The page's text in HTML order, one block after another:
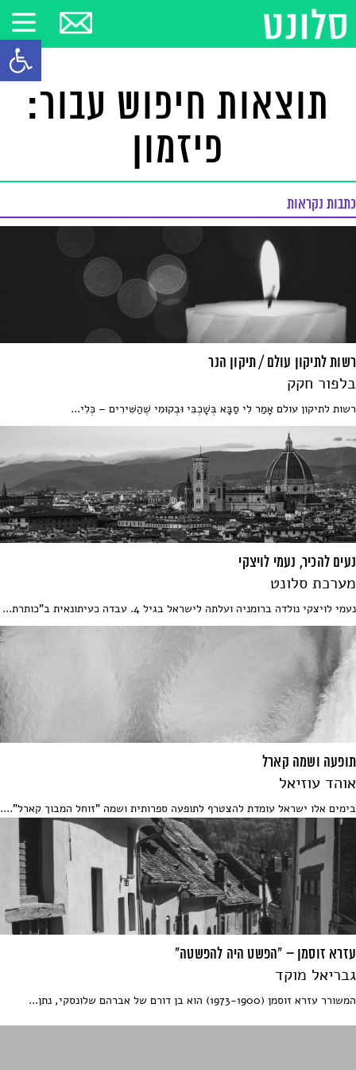
פתח
תוצאות חיפוש עבור:
פיזמון
כתבות נקראות
רשות לתיקון עולם / תיקון הנר
בלפור חקק
רשות לתיקון עולם אָמַר לִי סַבָּא בְּשָׁכְבִּי וּבְקוּמִי שֶׁהַשִּׁירִים – כְּלִי...
נעים להכיר, נעמי לויצקי
מערכת סלונט
נעמי לויצקי נולדה ברומניה ועלתה לישראל בגיל 4. עבדה כעיתונאית ב"כותרת...
תופעה ושמה קארל
אוהד עוזיאל
בימים אלו ישראל עומדת להצטרף לתופעה ספרותית ושמה "זוחל המבוך קארל"....
עזרא זוסמן – "הפשט היה להפשטה"
גבריאל מוקד
המשורר עזרא זוסמן (1973-1900) הוא בן דורם של אברהם שלונסקי, נתן...